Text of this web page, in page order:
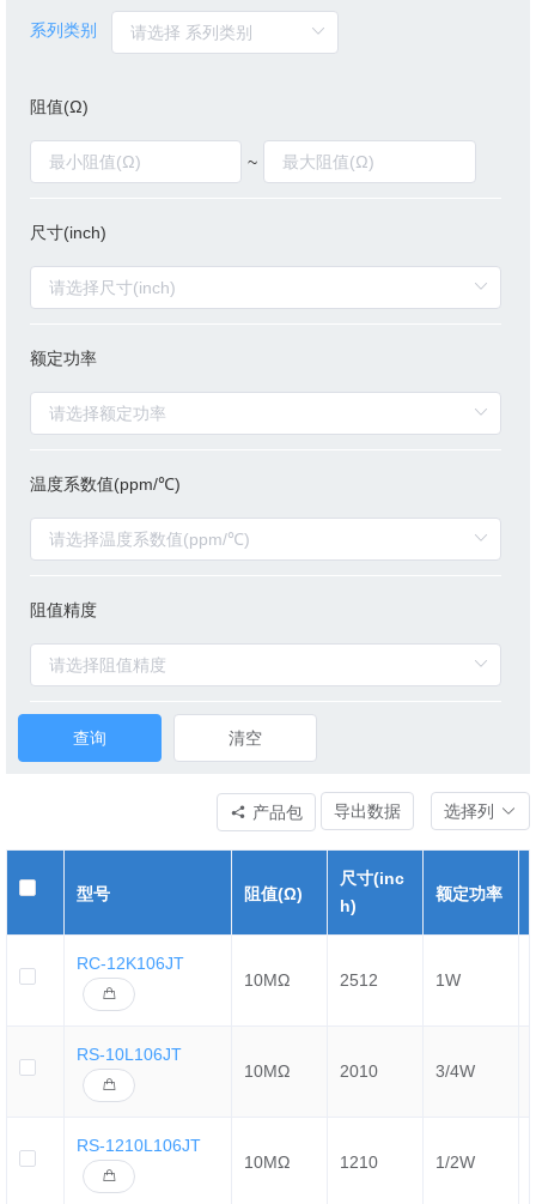
系列类别
阻值(Ω)
~
尺寸(inch)
额定功率
温度系数值(ppm/℃)
阻值精度
查询 清空
产品包 导出数据 选择列
型号 阻值(Ω)
尺寸(inc
h)
额定功率
RC-12K106JT
10MΩ
2512 1W
RS-10L106JT
10MΩ
2010 3/4W
RS-1210L106JT
10MΩ
1210 1/2W